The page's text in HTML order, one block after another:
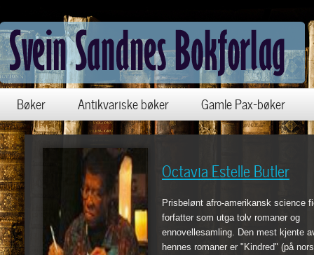
Bøker Antikvariske bøker Gamle Pax-bøker
Octavia Estelle Butler
Prisbelønt afro-amerikansk science
forfatter som utga tolv romaner og
ennovellesamling. Den mest kjente
hennes romaner er "Kindred" (på